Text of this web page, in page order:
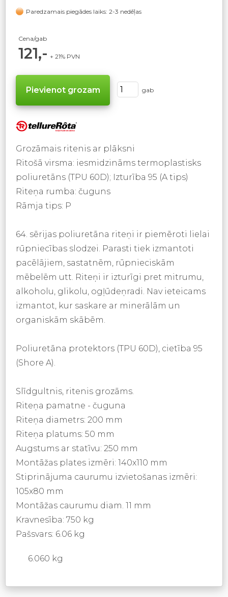
Paredzamais piegādes laiks: 2-3 nedēļas
Cena/gab
121,- + 21% PVN
gab
Grozāmais ritenis ar plāksni
Ritošā virsma: iesmidzināms termoplastisks
poliuretāns (TPU 60D); Izturība 95 (A tips)
Riteņa rumba: čuguns
Rāmja tips: P
64. sērijas poliuretāna riteņi ir piemēroti lielai
rūpniecības slodzei. Parasti tiek izmantoti
pacēlājiem, sastatnēm, rūpnieciskām
mēbelēm utt. Riteņi ir izturīgi pret mitrumu,
alkoholu, glikolu, ogļūdeņradi. Nav ieteicams
izmantot, kur saskare ar minerālām un
organiskām skābēm.
Poliuretāna protektors (TPU 60D), cietība 95
(Shore A).
Slīdgultnis, ritenis grozāms.
Riteņa pamatne - čuguna
Riteņa diametrs: 200 mm
Riteņa platums: 50 mm
Augstums ar statīvu: 250 mm
Montāžas plates izmēri: 140x110 mm
Stiprinājuma caurumu izvietošanas izmēri:
105x80 mm
Montāžas caurumu diam. 11 mm
Kravnesība: 750 kg
Pašsvars: 6.06 kg
6.060 kg